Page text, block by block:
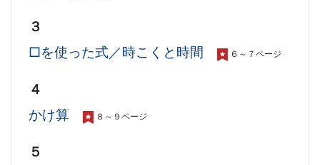
３
□を使った式／時こくと時間
６～７ページ
４
かけ算
８～９ページ
５